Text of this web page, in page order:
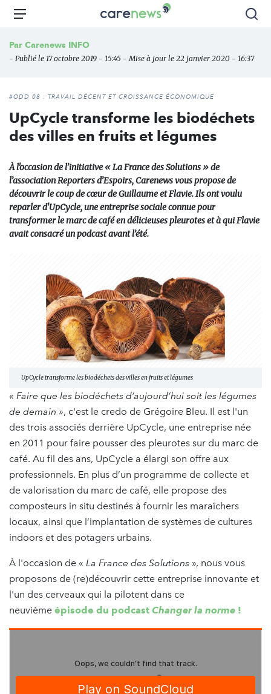
Aller
principal
Carenews,
des
l'engagement
Menu
Par Carenews INFO
- Publié le 17 octobre 2019 - 15:45 - Mise à jour le 22 janvier 2020 - 16:37
#ODD 08 : TRAVAIL DÉCENT ET CROISSANCE ÉCONOMIQUE
UpCycle transforme les biodéchets
des villes en fruits et légumes
À l'occasion de l’initiative « La France des Solutions » de
l’association Reporters d’Espoirs, Carenews vous propose de
découvrir le coup de cœur de Guillaume et Flavie. Ils ont voulu
reparler d'UpCycle, une entreprise sociale connue pour
transformer le marc de café en délicieuses pleurotes et à qui Flavie
avait consacré un podcast avant l’été.
UpCycle transforme les biodéchets des villes en fruits et légumes
« Faire que les biodéchets d’aujourd’hui soit les légumes
de demain », c'est le credo de Grégoire Bleu. Il est l'un
des trois associés derrière UpCycle, une entreprise née
en 2011 pour faire pousser des pleurotes sur du marc de
café. Au fil des ans, UpCycle a élargi son offre aux
professionnels. En plus d’un programme de collecte et
de valorisation du marc de café, elle propose des
composteurs in situ destinés à fournir les maraîchers
locaux, ainsi que l’implantation de systèmes de cultures
indoors et des potagers urbains.
À l'occasion de « La France des Solutions », nous vous
proposons de (re)découvrir cette entreprise innovante et
l'un des cerveaux qui la pilotent dans ce
neuvième épisode du podcast Changer la norme !